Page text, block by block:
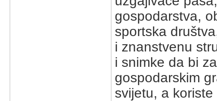
gospodarstva,
sportska
i znanstvenu
i snimke da bi
gospodarskim
svijetu, a